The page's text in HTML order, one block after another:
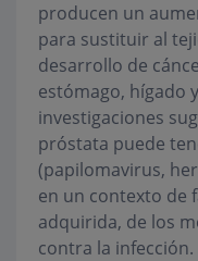
producen un
para sustituir al
desarrollo de
estómago, hígado
investigaciones
próstata puede
(papilomavirus,
en un contexto de
adquirida, de los
contra la infección.